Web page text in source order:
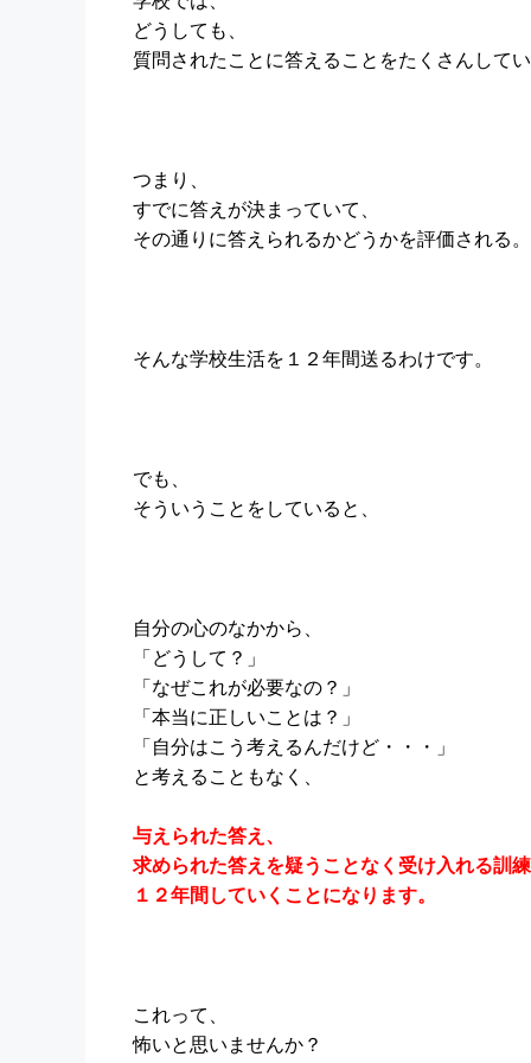
どうしても、
質問されたことに答えることをたくさんして
つまり、
すでに答えが決まっていて、
その通りに答えられるかどうかを評価される。
そんな学校生活を１２年間送るわけです。
でも、
そういうことをしていると、
自分の心のなかから、
「どうして？」
「なぜこれが必要なの？」
「本当に正しいことは？」
「自分はこう考えるんだけど・・・」
と考えることもなく、
与えられた答え、
求められた答えを疑うことなく受け入れる訓
１２年間していくことになります。
これって、
怖いと思いませんか？